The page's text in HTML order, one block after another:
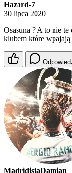
Hazard-7
30 lipca 2020
Osasuna ? A to nie
klubem które
MadridistaDamian